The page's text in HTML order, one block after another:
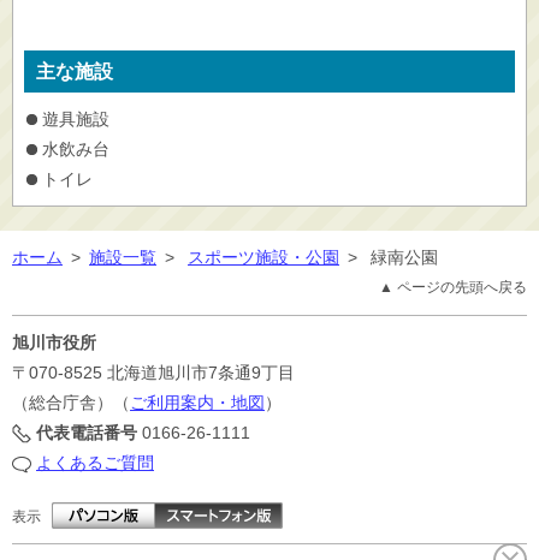
主な施設
遊具施設
水飲み台
トイレ
ホーム > 施設一覧 > スポーツ施設・公園 > 緑南公園
▲ ページの先頭へ戻る
旭川市役所
〒070-8525 北海道旭川市7条通9丁目
（総合庁舎）（ ご利用案内・地図 ）
代表電話番号 0166-26-1111
よくあるご質問
表示